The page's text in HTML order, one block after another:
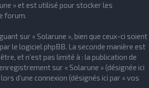
» et est utilisé pour stocker les
forum.
sur « Solarune », bien que ceux-ci soient
le logiciel phpBB. La seconde manière est
et n’est pas limité à : la publication de
sur « Solarune » (désignée ici
d’une connexion (désignés ici par « vos